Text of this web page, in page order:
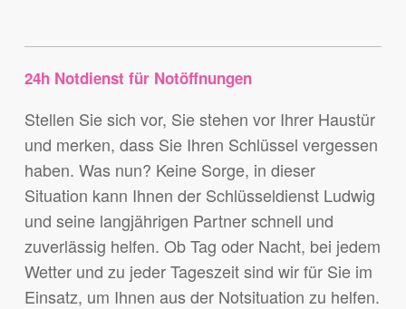
24h Notdienst für Notöffnungen
Stellen Sie sich vor, Sie stehen vor Ihrer Haustür
und merken, dass Sie Ihren Schlüssel vergessen
haben. Was nun? Keine Sorge, in dieser
Situation kann Ihnen der Schlüsseldienst Ludwig
und seine langjährigen Partner schnell und
zuverlässig helfen. Ob Tag oder Nacht, bei jedem
Wetter und zu jeder Tageszeit sind wir für Sie im
Einsatz, um Ihnen aus der Notsituation zu helfen.